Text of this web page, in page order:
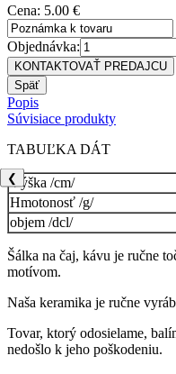
❮
Cena: 5.00 €
Objednávka:
Popis
Súvisiace produkty
TABUĽKA DÁT
Výška /cm/
Hmotonosť /g/
objem /dcl/
Šálka na čaj, kávu je ručne
motívom.
Naša keramika je ručne
Tovar, ktorý odosielame,
nedošlo k jeho poškodeniu.